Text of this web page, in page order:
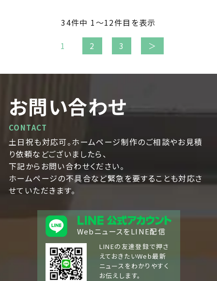
34件中 1〜12件目を表示
1
2 3 ＞
お問い合わせ
CONTACT
土日祝も対応可。ホームページ制作のご相談やお見積
り依頼などございましたら、
下記からお問い合わせください。
ホームページの不具合など緊急を要することも対応さ
せていただきます。
WebニュースをLINE配信
LINEの友達登録で押さ
えておきたいWeb最新
ニュースをわかりやすく
お伝えします。